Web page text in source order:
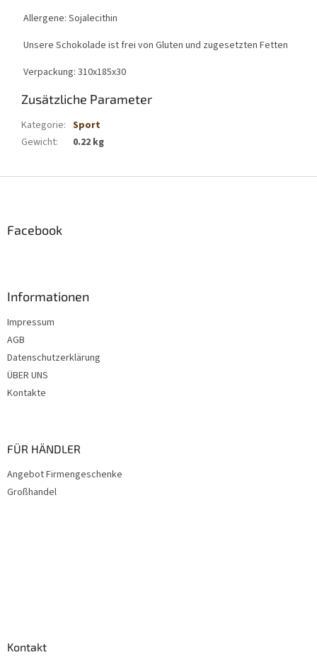
Allergene: Sojalecithin
Unsere Schokolade ist frei von Gluten und zugesetzten Fetten
Verpackung: 310x185x30
Zusätzliche Parameter
Kategorie: Sport
Gewicht: 0.22 kg
Facebook
Informationen
Impressum
AGB
Datenschutzerklärung
ÜBER UNS
Kontakte
FÜR HÄNDLER
Angebot Firmengeschenke
Großhandel
Kontakt